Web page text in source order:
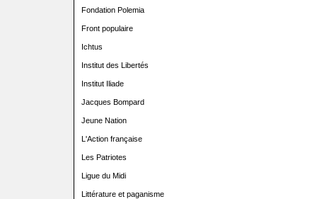
Fondation Polemia
Front populaire
Ichtus
Institut des Libertés
Institut Iliade
Jacques Bompard
Jeune Nation
L'Action française
Les Patriotes
Ligue du Midi
Littérature et paganisme